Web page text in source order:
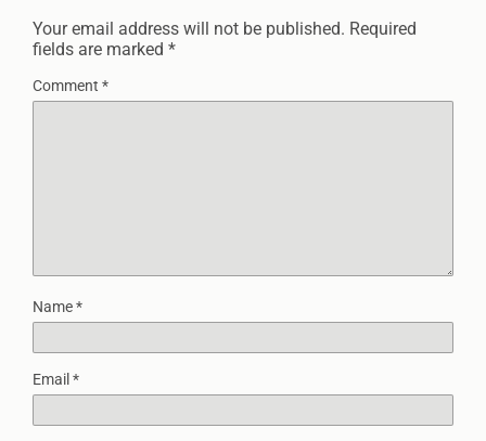
Your email address will not be published. Required
fields are marked *
Comment *
Name*
Email *